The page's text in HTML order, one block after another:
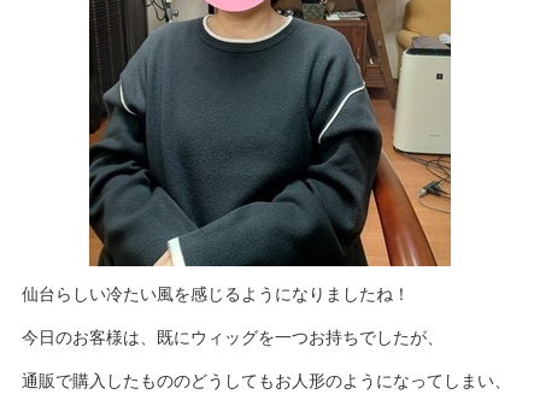
仙台らしい冷たい風を感じるようになりましたね！
今日のお客様は、既にウィッグを一つお持ちでしたが、
通販で購入したもののどうしてもお人形のようになってしまい、